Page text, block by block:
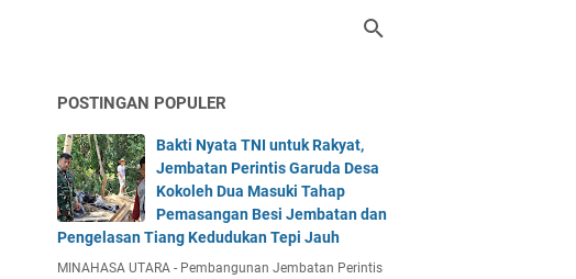
POSTINGAN POPULER
Bakti Nyata TNI untuk Rakyat,
Jembatan Perintis Garuda Desa
Kokoleh Dua Masuki Tahap
Pemasangan Besi Jembatan dan
Pengelasan Tiang Kedudukan Tepi Jauh
MINAHASA UTARA - Pembangunan Jembatan Perintis